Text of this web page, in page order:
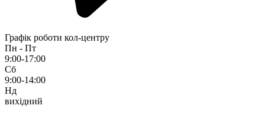
Графік роботи кол-центру
Пн - Пт
9:00-17:00
Сб
9:00-14:00
Нд
вихідний